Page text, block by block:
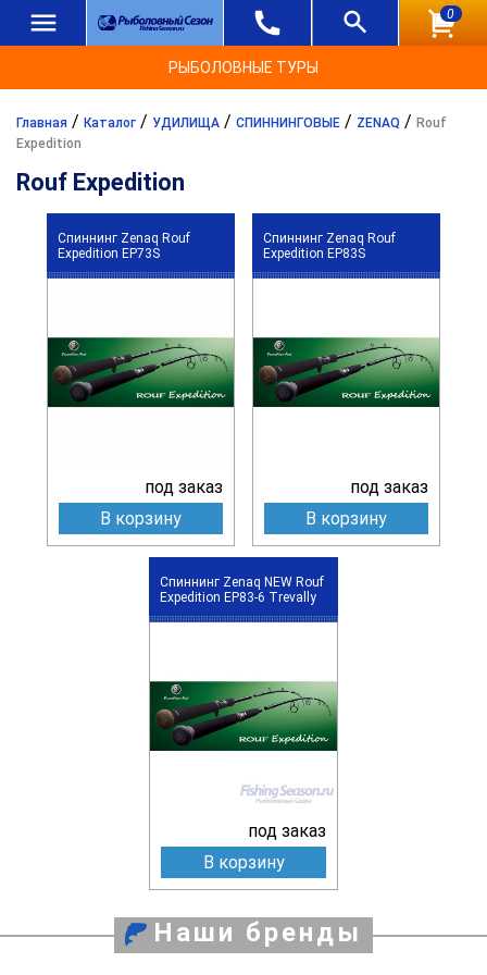
0
РЫБОЛОВНЫЕ ТУРЫ
Главная / Каталог / УДИЛИЩА / СПИННИНГОВЫЕ / ZENAQ / Rouf
Expedition
Rouf Expedition
Спиннинг Zenaq Rouf
Expedition EP73S
под заказ
В корзину
Спиннинг Zenaq Rouf
Expedition EP83S
под заказ
В корзину
Спиннинг Zenaq NEW Rouf
Expedition EP83-6 Trevally
под заказ
В корзину
Наши бренды